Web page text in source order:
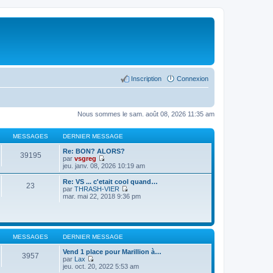
Connexion
Inscription
Nous sommes le sam. août 08, 2026 11:35 am
MESSAGES DERNIER MESSAGE
39195
Re: BON? ALORS?
par vsgreg
C
o
n
s
u
l
r
l
e
d
e
n
jeu. janv. 08, 2026 10:19 am
23
Re: VS ... c'etait cool quand…
par THRASH-VIER
C
u
l
e
r
e
mar. mai 22, 2018 9:36 pm
MESSAGES DERNIER MESSAGE
3957
Vend 1 place pour Marillion à…
par Lax
C
jeu. oct. 20, 2022 5:53 am